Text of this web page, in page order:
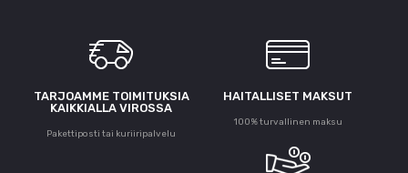
TARJOAMME TOIMITUKSIA
KAIKKIALLA VIROSSA
Pakettiposti tai kuriiripalvelu
HAITALLISET MAKSUT
100% turvallinen maksu